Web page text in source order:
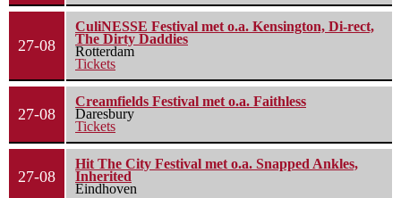
27-08
CuliNESSE Festival met o.a. Kensington, Di-rect,
The Dirty Daddies
Rotterdam
Tickets
27-08
Creamfields Festival met o.a. Faithless
Daresbury
Tickets
27-08
Hit The City Festival met o.a. Snapped Ankles,
Inherited
Eindhoven